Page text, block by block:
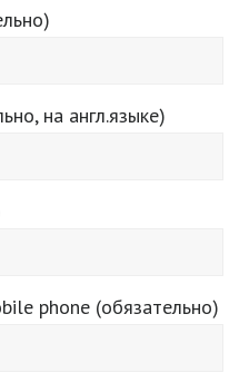
на англ.языке)
phone (обязательно)